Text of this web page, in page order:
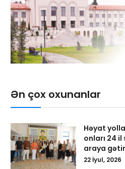
Ən çox oxunanlar
Həyat
onları 24
araya
22 İyul, 2026